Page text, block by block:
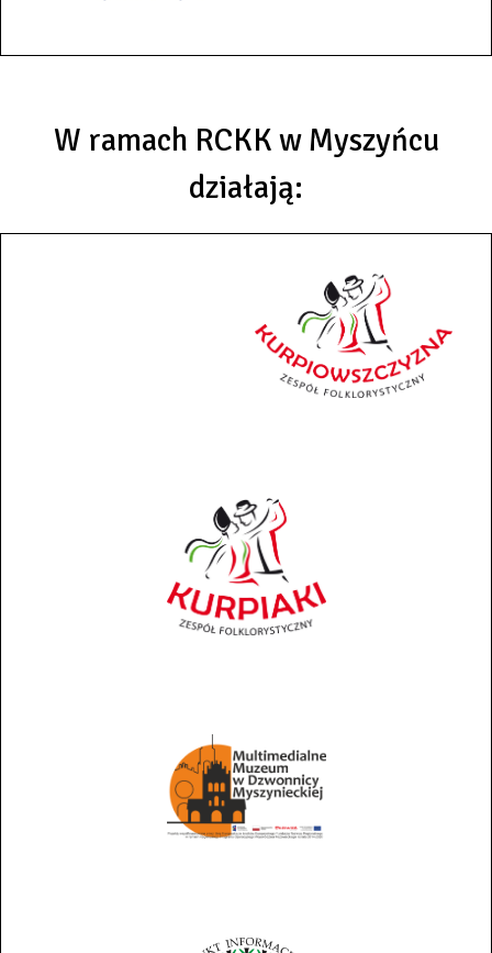
W ramach RCKK w Myszyńcu
działają: